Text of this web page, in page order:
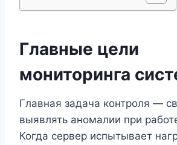
Главные цели
мониторинга
Главная задача контроля —
выявлять аномалии при
Когда сервер испытывает